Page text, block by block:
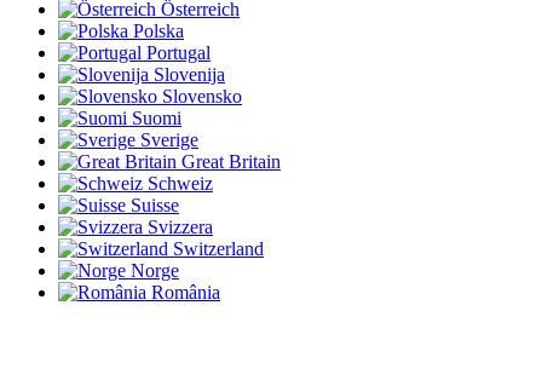
Österreich
Polska
Portugal
Slovenija
Slovensko
Suomi
Sverige
Great Britain
Schweiz
Suisse
Svizzera
Switzerland
Norge
România